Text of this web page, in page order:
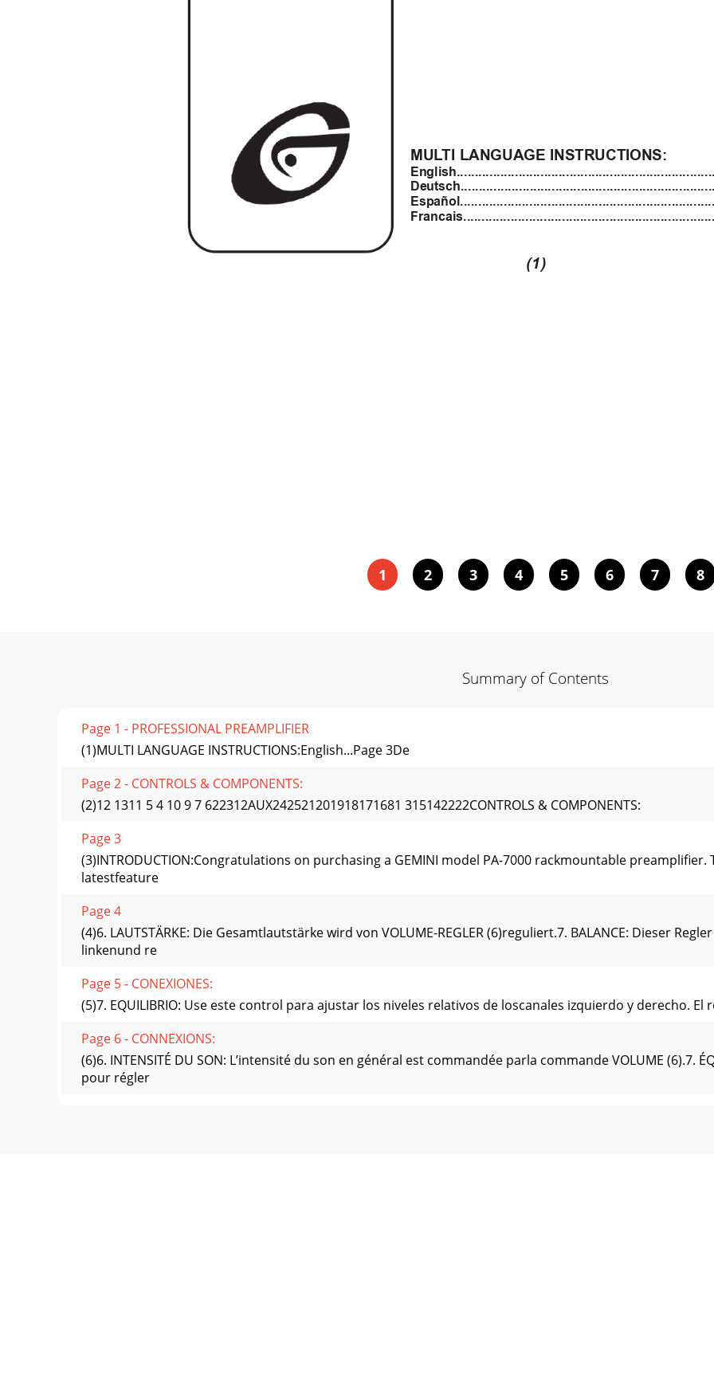
(1)
MULTI LANGUAGE INSTRUCTIONS:
1 2 3 4 5 6 7 8
Summary of Contents
Page 1 - PROFESSIONAL PREAMPLIFIER
(1)MULTI LANGUAGE INSTRUCTIONS:English...Page 3De
Page 2 - CONTROLS & COMPONENTS:
(2)12 1311 5 4 10 9 7 622312AUX242521201918171681 315142222CONTROLS & COMPONENTS:
Page 3
(3)INTRODUCTION:Congratulations on purchasing a GEMINI model PA-7000 rackmountable
latestfeature
Page 4
(4)6. LAUTSTÄRKE: Die Gesamtlautstärke wird von VOLUME-REGLER (6)reguliert.7. BALANCE: Dieser
linkenund re
Page 5 - CONEXIONES:
(5)7. EQUILIBRIO: Use este control para ajustar los niveles relativos de loscanales izquierdo y derecho.
Page 6 - CONNEXIONS:
(6)6. INTENSITÉ DU SON: L’intensité du son en général est commandée parla commande VOLUME (6).7.
pour régler